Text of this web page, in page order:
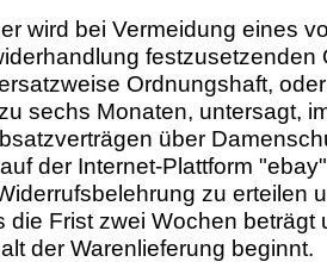
wird bei Vermeidung eines
festzusetzenden
Ordnungshaft,
sechs Monaten, untersagt,
über
der Internet-Plattform
zu erteilen
die Frist zwei Wochen beträgt
der Warenlieferung beginnt.